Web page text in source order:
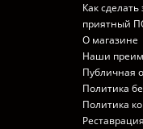
Как
приятный
О магазине
Наши
Публичная
Политика
Политика